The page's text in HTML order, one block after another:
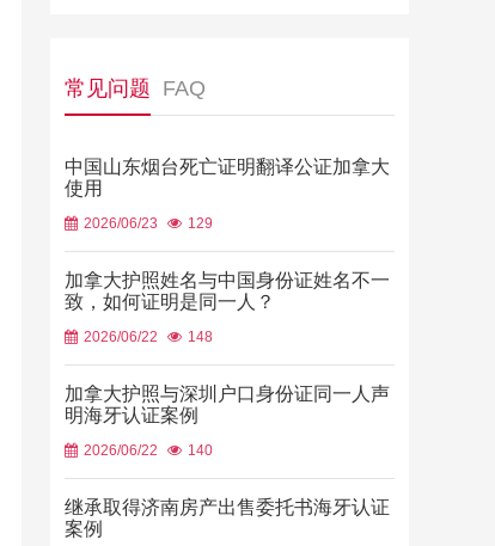
常见问题 FAQ
中国山东烟台死亡证明翻译公证加拿大
使用
2026/06/23 129
加拿大护照姓名与中国身份证姓名不一
致，如何证明是同一人？
2026/06/22 148
加拿大护照与深圳户口身份证同一人声
明海牙认证案例
2026/06/22 140
继承取得济南房产出售委托书海牙认证
案例